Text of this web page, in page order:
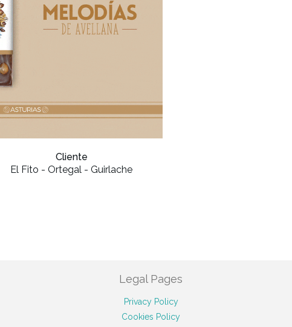
Cliente
El Fito - Ortegal - Guirlache
Legal Pages
Privacy Policy
Cookies Policy